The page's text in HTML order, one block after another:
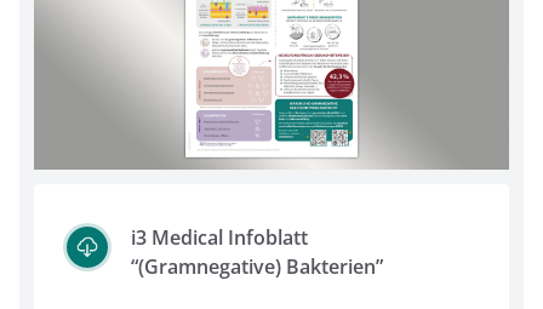
i3 Medical Infoblatt
“(Gramnegative) Bakterien”